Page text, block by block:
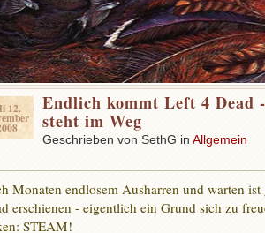
12.
Endlich kommt Left 4 Dead
steht im Weg
Geschrieben von SethG in Allgemein
Monaten endlosem Ausharren und warten
erschienen - eigentlich ein Grund sich zu
STEAM!